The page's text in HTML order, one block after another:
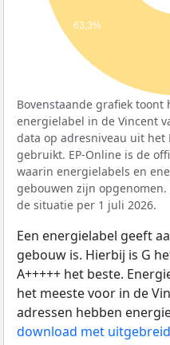
63,3%
Bovenstaande grafiek
energielabel in de Vincent
data op adresniveau uit het
gebruikt. EP-Online is de
waarin energielabels en
gebouwen zijn
de situatie per 1 juli 2026.
Een energielabel geeft
gebouw is. Hierbij is G
A+++++ het beste.
het meeste voor in de
adressen hebben
download met